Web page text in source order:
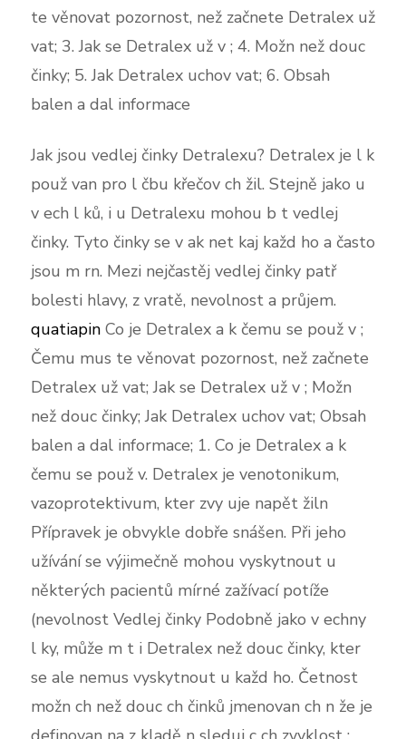
te věnovat pozornost, než začnete Detralex už
vat; 3. Jak se Detralex už v ; 4. Možn než douc
činky; 5. Jak Detralex uchov vat; 6. Obsah
balen a dal informace
Jak jsou vedlej činky Detralexu? Detralex je l k
použ van pro l čbu křečov ch žil. Stejně jako u
v ech l ků, i u Detralexu mohou b t vedlej
činky. Tyto činky se v ak net kaj každ ho a často
jsou m rn. Mezi nejčastěj vedlej činky patř
bolesti hlavy, z vratě, nevolnost a průjem.
quatiapinCo je Detralex a k čemu se použ v ;
Čemu mus te věnovat pozornost, než začnete
Detralex už vat; Jak se Detralex už v ; Možn
než douc činky; Jak Detralex uchov vat; Obsah
balen a dal informace; 1. Co je Detralex a k
čemu se použ v. Detralex je venotonikum,
vazoprotektivum, kter zvy uje napět žiln
Přípravek je obvykle dobře snášen. Při jeho
užívání se výjimečně mohou vyskytnout u
některých pacientů mírné zažívací potíže
(nevolnost Vedlej činky Podobně jako v echny
l ky, může m t i Detralex než douc činky, kter
se ale nemus vyskytnout u každ ho. Četnost
možn ch než douc ch činků jmenovan ch n že je